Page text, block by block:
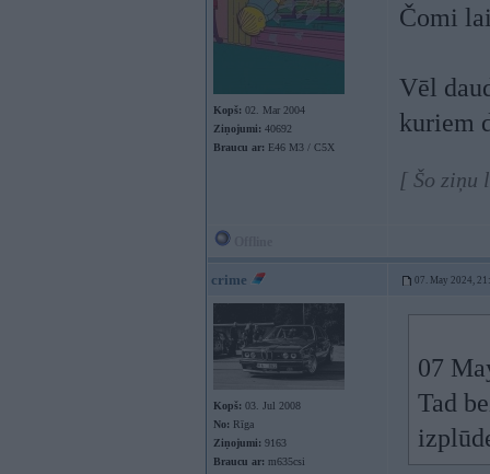
Kopš: 02. Mar 2004
Ziņojumi: 40692
Braucu ar: E46 M3 / C5X
Čomi
Vēl
kuriem
[ Šo ziņu
crime 07. May 2024,
Kopš: 03. Jul 2008
No: Rīga
Ziņojumi: 9163
Braucu ar: m635csi
07
Tad